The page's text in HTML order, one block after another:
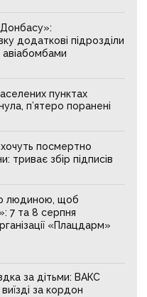
додаткові підрозділи
пунктах
п’ятеро поранені
посмертно
триває збір підписів
людиною, щоб
7 та 8 серпня
«Плацдарм»
за дітьми: ВАКС
за кордон